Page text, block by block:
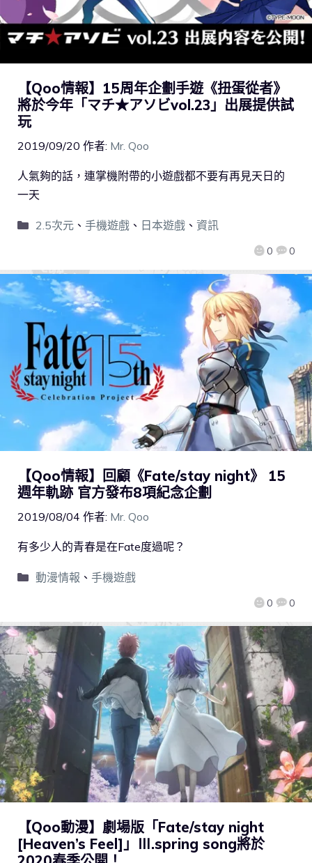
【Qoo情報】15周年企劃手遊《扭蛋從者》
將於今年「マチ★アソビvol.23」出展提供試
玩
2019/09/20 作者: Mr. Qoo
0 0
人氣夠的話，連掌機附帶的小遊戲都不要有再見天日的
一天
2.5次元、 手機遊戲、 日本遊戲、 資訊
【Qoo情報】回顧《Fate/stay night》 15
週年軌跡 官方發布8項紀念企劃
2019/08/04 作者: Mr. Qoo
0 0
有多少人的青春是在Fate度過呢？
動漫情報 、 手機遊戲
【Qoo動漫】劇場版「Fate/stay night
[Heaven’s Feel]」Ⅲ.spring song將於